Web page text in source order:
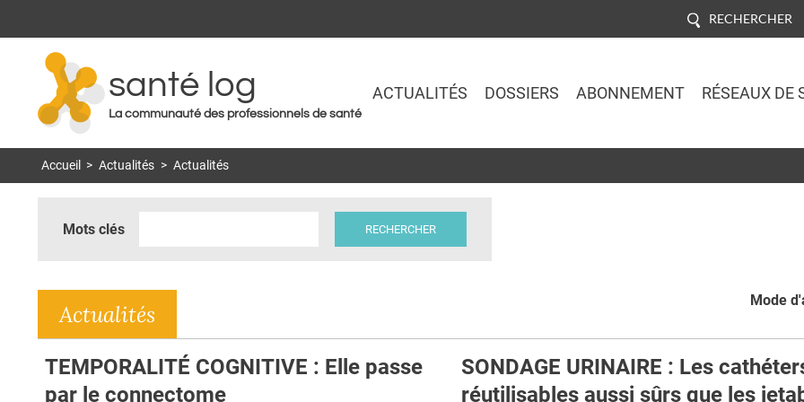
RECHERCHER
santé log
La communauté des professionnels de santé
ACTUALITÉS DOSSIERS ABONNEMENT RÉSEAUX DE
Accueil > Actualités > Actualités
Mots clés
Mode
Actualités
TEMPORALITÉ COGNITIVE : Elle passe
par le connectome
SONDAGE URINAIRE : Les
réutilisables aussi sûrs que les